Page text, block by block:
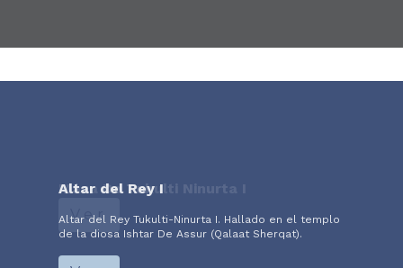
Altar del Rey I
Altar del Rey Tukulti-Ninurta I. Hallado en el templo
de la diosa Ishtar De Assur (Qalaat Sherqat).